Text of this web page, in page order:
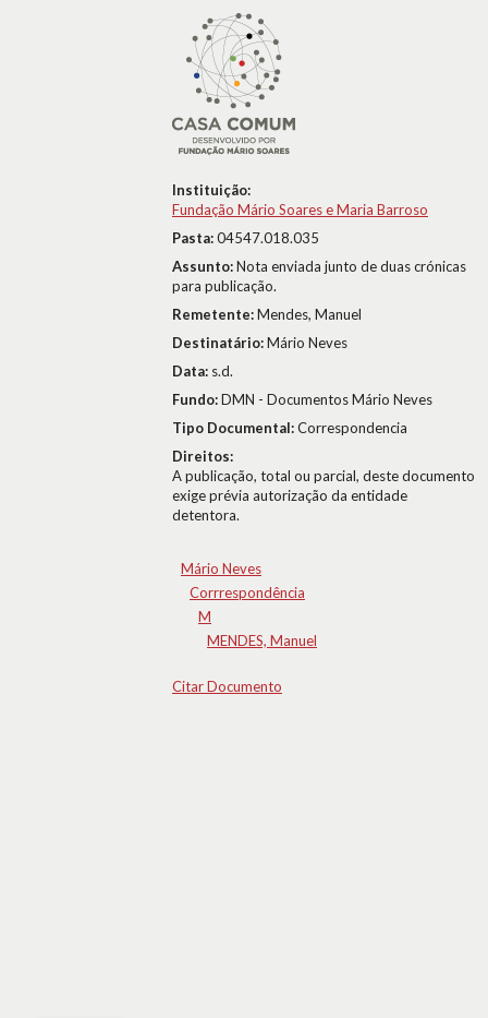
Instituição:
Fundação Mário Soares e Maria Barroso
Pasta:04547.018.035
Assunto:Nota enviada junto de duas crónicas
para publicação.
Remetente:Mendes, Manuel
Destinatário:Mário Neves
Data: s.d.
Fundo:DMN - Documentos Mário Neves
Tipo Documental:Correspondencia
Direitos:
A publicação, total ou parcial, deste documento
exige prévia autorização da entidade
detentora.
Mário Neves
Corrrespondência
M
MENDES, Manuel
Citar Documento